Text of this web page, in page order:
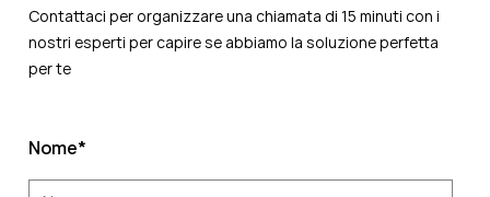
Contattaci per organizzare una chiamata di 15 minuti con i
nostri esperti per capire se abbiamo la soluzione perfetta
per te
Nome*